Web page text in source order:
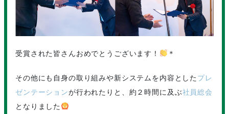
受賞された皆さんおめでとうございます！ ＊
その他にも自身の取り組みや新システムを内容としたプレ
ゼンテーションが行われたりと、約２時間に及ぶ社員総会
となりました